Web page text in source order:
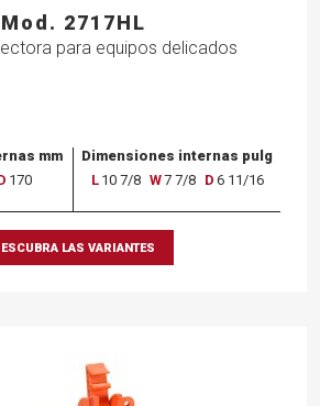
Mod. 2717HL
para equipos delicados
mm
170
Dimensiones internas pulg
L 10 7/8 W7 7/8 D 6 11/16
LAS VARIANTES